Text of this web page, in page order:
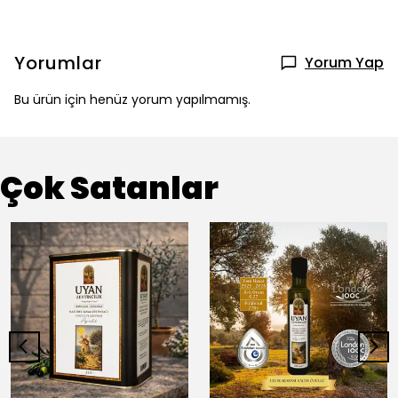
Yorumlar Yorum Yap
Bu ürün için henüz yorum yapılmamış.
Çok Satanlar